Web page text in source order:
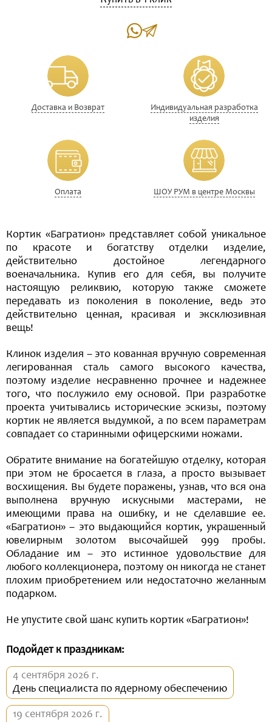
Доставка и Возврат
Индивидуальная разработка
изделия
Оплата ШОУ РУМ в центре Москвы
Кортик «Багратион» представляет собой уникальное
по красоте и богатству отделки изделие,
действительно достойное легендарного
военачальника. Купив его для себя, вы получите
настоящую реликвию, которую также сможете
передавать из поколения в поколение, ведь это
действительно ценная, красивая и эксклюзивная
вещь!
Клинок изделия – это кованная вручную современная
легированная сталь самого высокого качества,
поэтому изделие несравненно прочнее и надежнее
того, что послужило ему основой. При разработке
проекта учитывались исторические эскизы, поэтому
кортик не является выдумкой, а по всем параметрам
совпадает со старинными офицерскими ножами.
Обратите внимание на богатейшую отделку, которая
при этом не бросается в глаза, а просто вызывает
восхищения. Вы будете поражены, узнав, что вся она
выполнена вручную искусными мастерами, не
имеющими права на ошибку, и не сделавшие ее.
«Багратион» – это выдающийся кортик, украшенный
ювелирным золотом высочайшей 999 пробы.
Обладание им – это истинное удовольствие для
любого коллекционера, поэтому он никогда не станет
плохим приобретением или недостаточно желанным
подарком.
Не упустите свой шанс купить кортик «Багратион»!
Подойдет к праздникам:
4 сентября 2026 г.
День специалиста по ядерному обеспечению
19 сентября 2026 г.